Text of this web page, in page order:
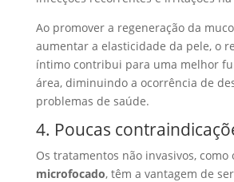
Ao promover a regeneração da
aumentar a elasticidade da pele, o
íntimo contribui para uma melhor
área, diminuindo a ocorrência de
problemas de saúde.
4. Poucas
Os tratamentos não invasivos, como
microfocado, têm a vantagem de